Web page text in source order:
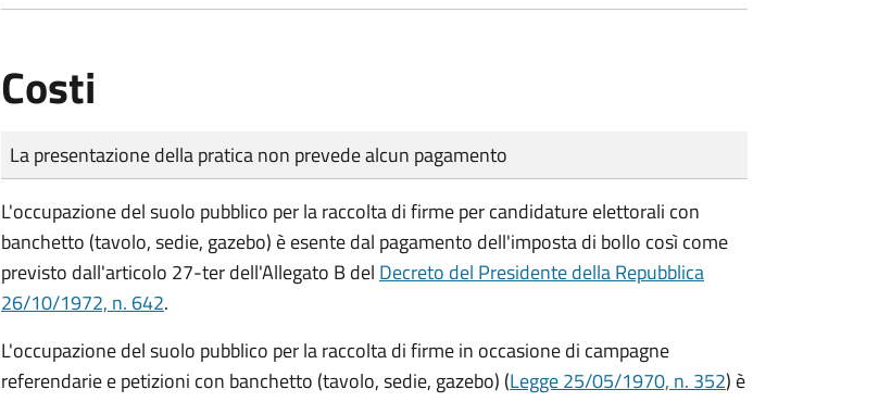
Costi
Tipo di pagamento
Importo
La presentazione della pratica non prevede alcun pagamento
L'occupazione del suolo pubblico per la raccolta di firme per candidature elettorali con
banchetto (tavolo, sedie, gazebo) è esente dal pagamento dell'imposta di bollo così come
previsto dall'articolo 27-ter dell'Allegato B del Decreto del Presidente della Repubblica
26/10/1972, n. 642.
L'occupazione del suolo pubblico per la raccolta di firme in occasione di campagne
referendarie e petizioni con banchetto (tavolo, sedie, gazebo) (Legge 25/05/1970, n. 352) è